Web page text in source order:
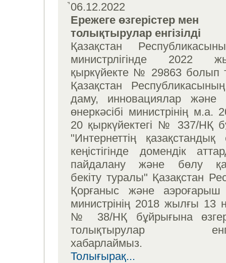
06.12.2022
Ережеге өзгерістер мен
толықтырулар енгізілді
Қазақстан
министрлігінде 2022
қыркүйекте № 29863 болып
Қазақстан
даму, инновациялар және
өнеркәсібі министрінің м.а.
20 қыркүйектегі № 337/НҚ
"Интернеттің қазақстандық
кеңістігінде домендік
пайдалану және бөлу
бекіту туралы" Қазақстан
Қорғаныс және аэроғарыш
министрінің 2018 жылғы 13
№ 38/НҚ бұйрығына
толықтырулар
хабарлаймыз.
Толығырақ...